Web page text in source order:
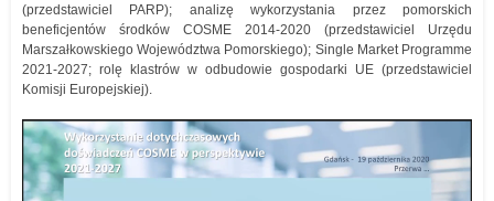
(przedstawiciel PARP); analizę wykorzystania przez pomorskich
beneficjentów środków COSME 2014-2020 (przedstawiciel Urzędu
Marszałkowskiego Województwa Pomorskiego); Single Market Programme
2021-2027; rolę klastrów w odbudowie gospodarki UE (przedstawiciel
Komisji Europejskiej).